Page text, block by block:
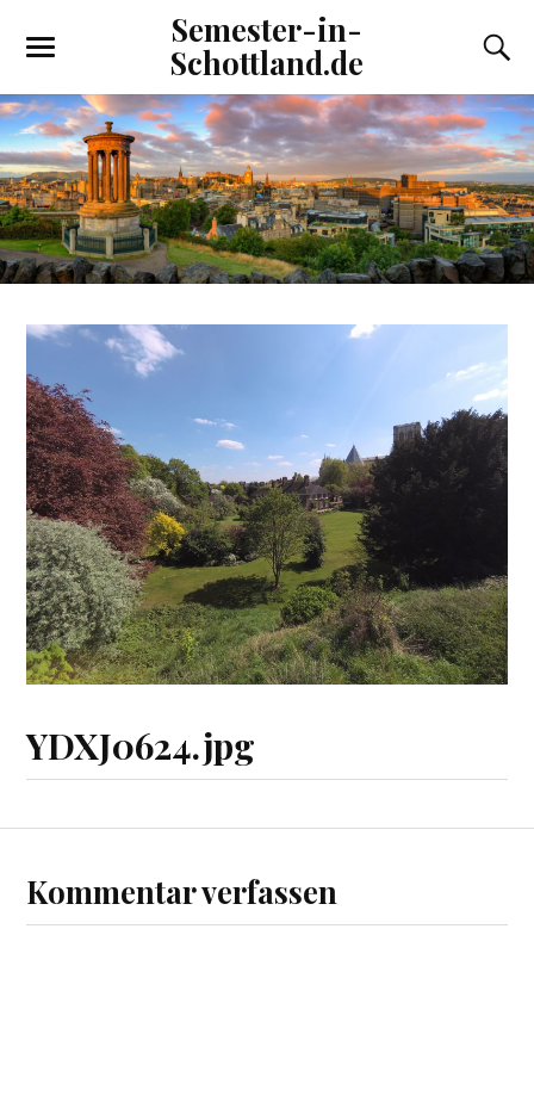
Semester-in-
Schottland.de
YDXJ0624.jpg
Kommentar verfassen